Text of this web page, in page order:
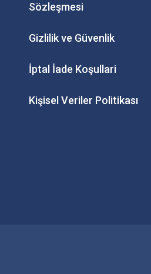
Sözleşmesi
Gizlilik ve Güvenlik
İptal İade Koşullari
Kişisel Veriler Politikası